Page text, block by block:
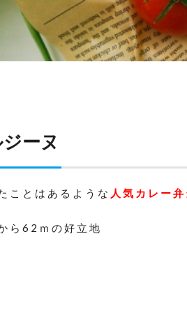
ーヌ
ことはあるような 人気カレー
ら62ｍの好立地